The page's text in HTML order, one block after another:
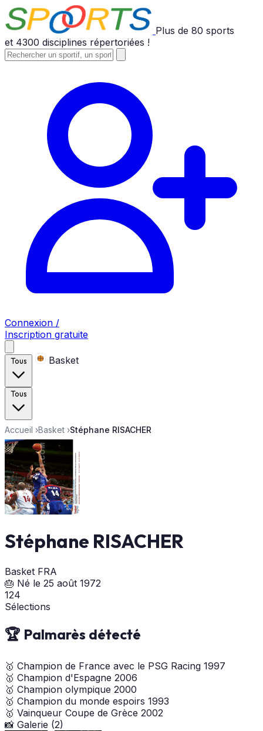
Plus de 80 sports
et 4300 disciplines répertoriées !
Connexion /
Inscription gratuite
Tous Basket
Tous
Accueil ›Basket ›Stéphane RISACHER
Stéphane RISACHER
Basket FRA
🎂 Né le 25 août 1972
124
Sélections
🏆 Palmarès détecté
🥇 Champion de France avec le PSG Racing 1997
🥇 Champion d'Espagne 2006
🥇 Champion olympique 2000
🥇 Champion du monde espoirs 1993
🥇 Vainqueur Coupe de Grèce 2002
📸 Galerie (2)